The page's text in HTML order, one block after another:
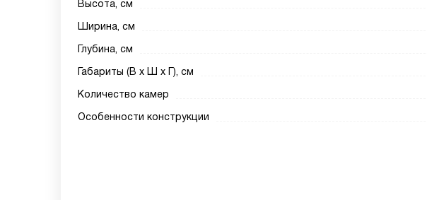
Высота, см
Ширина, см
Глубина, см
Габариты (В х Ш х Г), см
Количество камер
Особенности конструкции